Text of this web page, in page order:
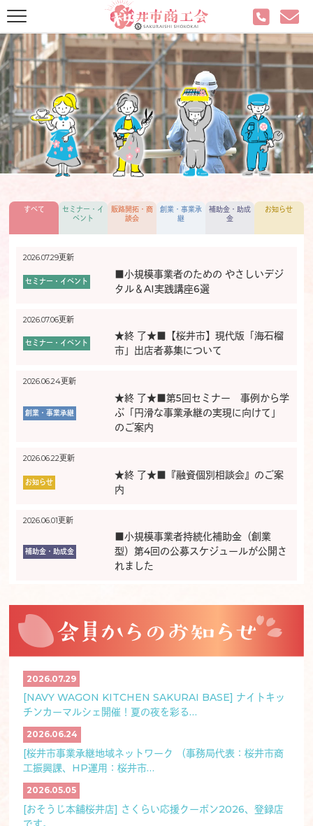
すべて
セミナー・イ
ベント
販路開拓・商
談会
創業・事業承
継
補助金・助成
金
お知らせ
2026.07.29更新
セミナー・イベント
■小規模事業者のための やさしいデジ
タル＆AI実践講座6選
2026.07.06更新
セミナー・イベント
★終 了★■【桜井市】現代版「海石榴
市」出店者募集について
2026.06.24更新
創業・事業承継
★終 了★■第5回セミナー 事例から学
ぶ「円滑な事業承継の実現に向けて」
のご案内
2026.06.22更新
お知らせ
★終 了★■『融資個別相談会』のご案
内
2026.06.01更新
補助金・助成金
■小規模事業者持続化補助金（創業
型）第4回の公募スケジュールが公開さ
れました
補助金・助成金
■小規模事業者持続化補助金（通常
枠）第20回の公募スケジュールが公開
されました
2026.06.01更新
セミナー・イベント
創業・事業承継
■「創業セミナーin桜井 2026」のご
案内
2026.06.01更新
補助金・助成金
■令和8年度 起業支援金・シニア起業
支援金の公募が開始されます
2026.05.27更新
2026.07.29
[NAVY WAGON KITCHEN SAKURAI BASE] ナイトキッ
チンカーマルシェ開催！夏の夜を彩る…
2026.06.24
[桜井市事業承継地域ネットワーク （事務局代表：桜井市商
工振興課、HP運用：桜井市…
2026.05.05
[おそうじ本舗桜井店] さくらい応援クーポン2026、登録店